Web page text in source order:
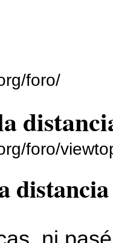
foro/
foro/
distancia